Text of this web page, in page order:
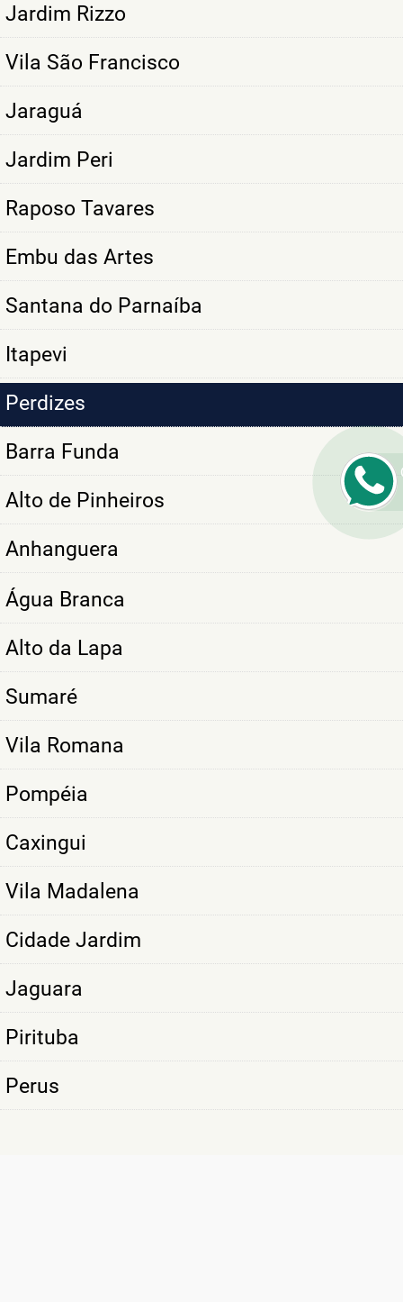
Jardim Rizzo
Vila São Francisco
Jaraguá
Jardim Peri
Raposo Tavares
Embu das Artes
Santana do Parnaíba
Itapevi
Perdizes
Barra Funda
Alto de Pinheiros
Anhanguera
Água Branca
Alto da Lapa
Sumaré
Vila Romana
Pompéia
Caxingui
Vila Madalena
Cidade Jardim
Jaguara
Pirituba
Perus